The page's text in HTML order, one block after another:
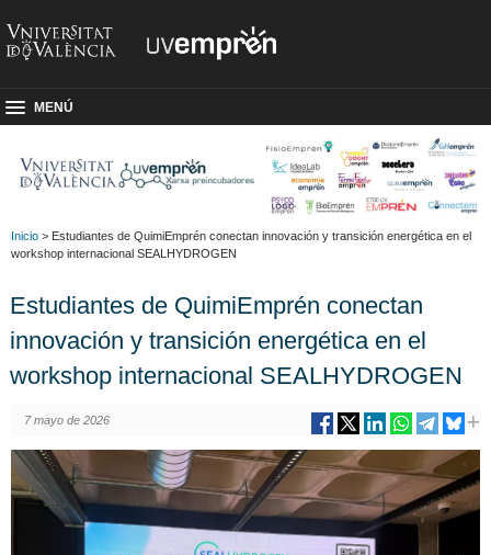
MENÚ
Inicio > Estudiantes de QuimiEmprén conectan innovación y transición energética en el
workshop internacional SEALHYDROGEN
Estudiantes de QuimiEmprén conectan
innovación y transición energética en el
workshop internacional SEALHYDROGEN
7 mayo de 2026